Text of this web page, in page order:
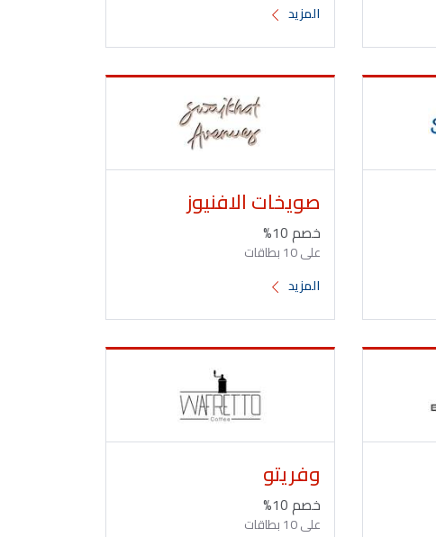
المزيد
صويخات الافنيوز
خصم 10%
على 10 بطاقات
المزيد
وفريتو
خصم 10%
على 10 بطاقات